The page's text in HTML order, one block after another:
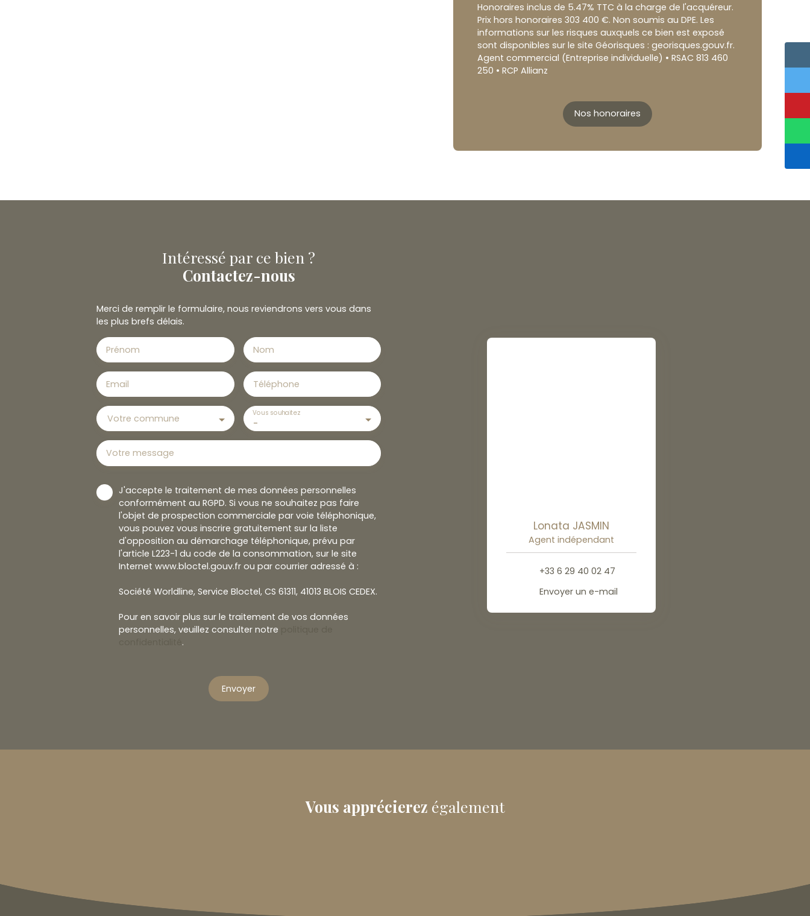
Honoraires inclus de 5.47% TTC à la charge de l'acquéreur.
Prix hors honoraires 303 400 €. Non soumis au DPE. Les
informations sur les risques auxquels ce bien est exposé
sont disponibles sur le site Géorisques : georisques.gouv.fr.
Agent commercial (Entreprise individuelle) • RSAC 813 460
250 • RCP Allianz
Nos honoraires
Intéressé par ce bien ?
Contactez-nous
Merci de remplir le formulaire, nous reviendrons vers vous dans
les plus brefs délais.
Prénom Nom
Email Téléphone
Votre commune -
Vous souhaitez
Votre message
J'accepte le traitement de mes données personnelles
conformément au RGPD. Si vous ne souhaitez pas faire
l'objet de prospection commerciale par voie téléphonique,
vous pouvez vous inscrire gratuitement sur la liste
d'opposition au démarchage téléphonique, prévu par
l'article L223-1 du code de la consommation, sur le site
Internet www.bloctel.gouv.fr ou par courrier adressé à :
Société Worldline, Service Bloctel, CS 61311, 41013 BLOIS CEDEX.
Pour en savoir plus sur le traitement de vos données
personnelles, veuillez consulter notre
.
Envoyer
Lonata JASMIN
Agent indépendant
+33 6 29 40 02 47
Envoyer un e-mail
Vous apprécierez également